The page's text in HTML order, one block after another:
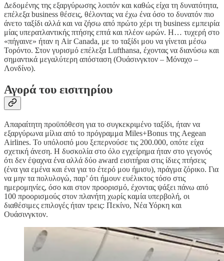
Δεδομένης της εξαργύρωσης λοιπόν και καθώς είχα τη δυνατότητα,
επέλεξα business θέσεις, θέλοντας να έχω ένα όσο το δυνατόν πιο
άνετο ταξίδι αλλά και να ζήσω από πρώτο χέρι τη business εμπειρία
μίας υπερατλαντικής πτήσης επτά και πλέον ωρών. Η… τυχερή στο
«πήγαινε» ήταν η Air Canada, με το ταξίδι μου να γίνεται μέσω
Τορόντο. Στον γυρισμό επέλεξα Lufthansa, έχοντας να διανύσω και
σημαντικά μεγαλύτερη απόσταση (Ουάσινγκτον – Μόναχο –
Λονδίνο).
Αγορά του εισιτηρίου
Απαραίτητη προϋπόθεση για το συγκεκριμένο ταξίδι, ήταν να
εξαργύρωνα μίλια από το πρόγραμμα Miles+Bonus της Aegean
Airlines. Το υπόλοιπό μου ξεπερνούσε τις 200.000, οπότε είχα
σχετική άνεση. Η δυσκολία στο όλο εγχείρημα ήταν στο γεγονός
ότι δεν έψαχνα ένα αλλά δύο award εισιτήρια στις ίδιες πτήσεις
(ένα για εμένα και ένα για το έτερό μου ήμισυ), πράγμα ζόρικο. Για
να μην τα πολυλογώ, παρ’ ότι ήμουν ευέλικτος τόσο στις
ημερομηνίες, όσο και στον προορισμό, έχοντας ψάξει πάνω από
100 προορισμούς στον πλανήτη χωρίς καμία υπερβολή, οι
διαθέσιμες επιλογές ήταν τρεις: Πεκίνο, Νέα Υόρκη και
Ουάσινγκτον.